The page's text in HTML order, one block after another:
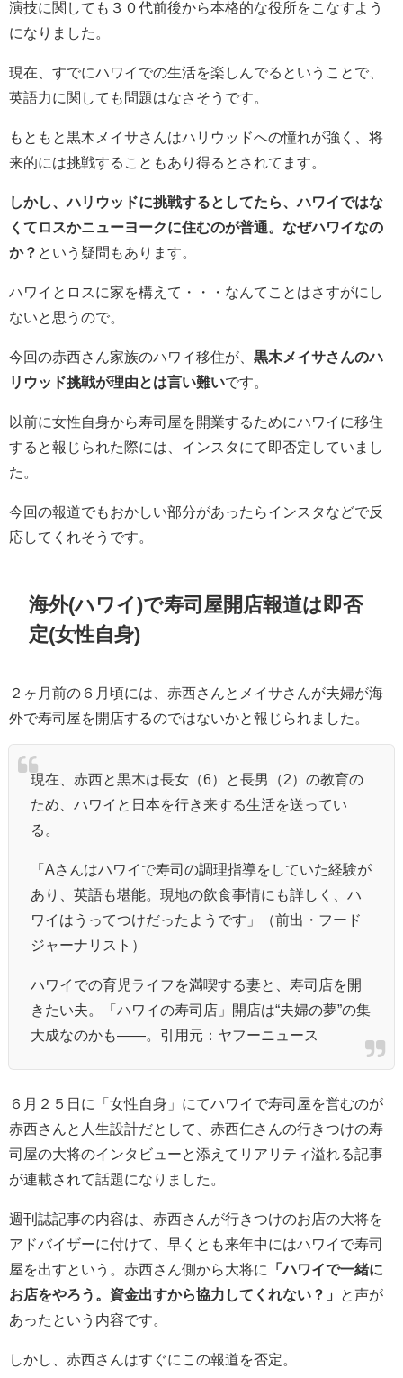
演技に関しても３０代前後から本格的な役所をこなすよう
になりました。
現在、すでにハワイでの生活を楽しんでるということで、
英語力に関しても問題はなさそうです。
もともと黒木メイサさんはハリウッドへの憧れが強く、将
来的には挑戦することもあり得るとされてます。
しかし、ハリウッドに挑戦するとしてたら、ハワイではな
くてロスかニューヨークに住むのが普通。なぜハワイなの
か？ という疑問もあります。
ハワイとロスに家を構えて・・・なんてことはさすがにし
ないと思うので。
今回の赤西さん家族のハワイ移住が、 黒木メイサさんのハ
リウッド挑戦が理由とは言い難いです。
以前に女性自身から寿司屋を開業するためにハワイに移住
すると報じられた際には、インスタにて即否定していまし
た。
今回の報道でもおかしい部分があったらインスタなどで反
応してくれそうです。
海外(ハワイ)で寿司屋開店報道は即否
定(女性自身)
２ヶ月前の６月頃には、赤西さんとメイサさんが夫婦が海
外で寿司屋を開店するのではないかと報じられました。
現在、赤西と黒木は長女（6）と長男（2）の教育の
ため、ハワイと日本を行き来する生活を送ってい
る。
「Aさんはハワイで寿司の調理指導をしていた経験が
あり、英語も堪能。現地の飲食事情にも詳しく、ハ
ワイはうってつけだったようです」（前出・フード
ジャーナリスト）
ハワイでの育児ライフを満喫する妻と、寿司店を開
きたい夫。「ハワイの寿司店」開店は“夫婦の夢”の集
大成なのかも――。引用元：ヤフーニュース
６月２５日に「女性自身」にてハワイで寿司屋を営むのが
赤西さんと人生設計だとして、赤西仁さんの行きつけの寿
司屋の大将のインタビューと添えてリアリティ溢れる記事
が連載されて話題になりました。
週刊誌記事の内容は、赤西さんが行きつけのお店の大将を
アドバイザーに付けて、早くとも来年中にはハワイで寿司
屋を出すという。赤西さん側から大将に
「ハワイで一緒に
お店をやろう。資金出すから協力してくれない？」
と声が
あったという内容です。
しかし、赤西さんはすぐにこの報道を否定。